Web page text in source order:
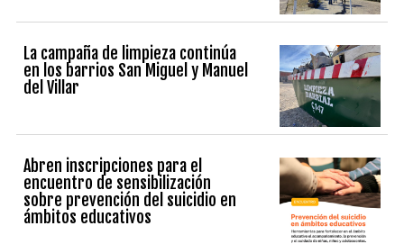
La campaña de limpieza continúa
en los barrios San Miguel y Manuel
del Villar
Abren inscripciones para el
encuentro de sensibilización
sobre prevención del suicidio en
ámbitos educativos